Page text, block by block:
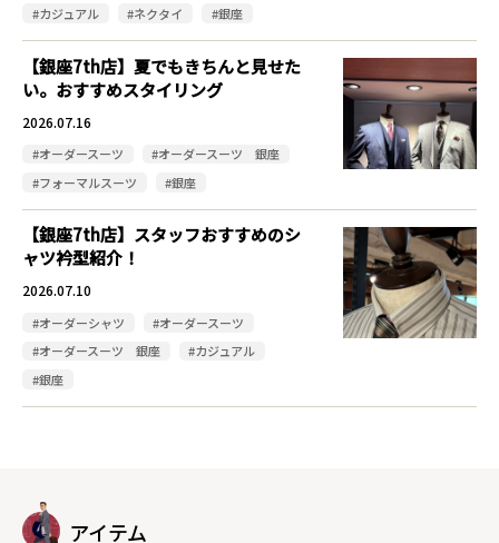
#カジュアル
#ネクタイ #銀座
【銀座7th店】夏でもきちんと見せた
い。おすすめスタイリング
2026.07.16
#オーダースーツ
#オーダースーツ 銀座
#フォーマルスーツ
#銀座
【銀座7th店】スタッフおすすめのシ
ャツ衿型紹介！
2026.07.10
#オーダーシャツ
#オーダースーツ
#オーダースーツ 銀座
#カジュアル
#銀座
アイテム